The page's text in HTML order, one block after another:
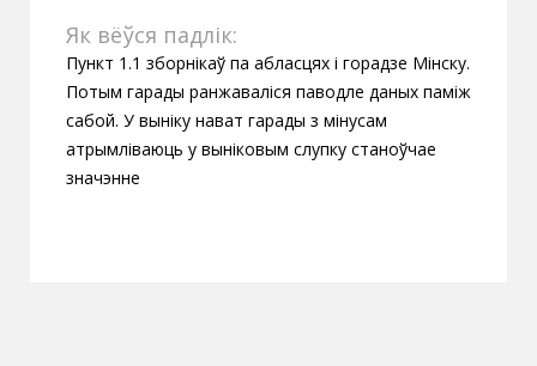
Як вёўся падлік:
Пункт 1.1 зборнікаў па абласцях і горадзе Мінску.
Потым гарады ранжаваліся паводле даных паміж
сабой. У выніку нават гарады з мінусам
атрымліваюць у выніковым слупку станоўчае
значэнне